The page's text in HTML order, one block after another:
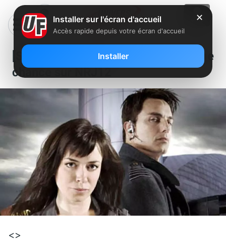
[Série] Torchwood : deuxième
chance sur NRJ12
<>
✕
Installer sur l'écran d'accueil
Accès rapide depuis votre écran d'accueil
Installer